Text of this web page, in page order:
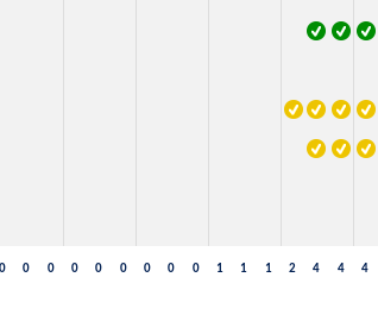
0 0 0 0 0 0 0 0 0 1 1 1 2 4 4 4